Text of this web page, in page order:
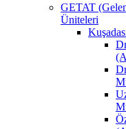
GETAT
Üniteleri